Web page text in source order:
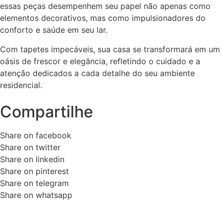
essas peças desempenhem seu papel não apenas como
elementos decorativos, mas como impulsionadores do
conforto e saúde em seu lar.
Com tapetes impecáveis, sua casa se transformará em um
oásis de frescor e elegância, refletindo o cuidado e a
atenção dedicados a cada detalhe do seu ambiente
residencial.
Compartilhe
Share on facebook
Share on twitter
Share on linkedin
Share on pinterest
Share on telegram
Share on whatsapp